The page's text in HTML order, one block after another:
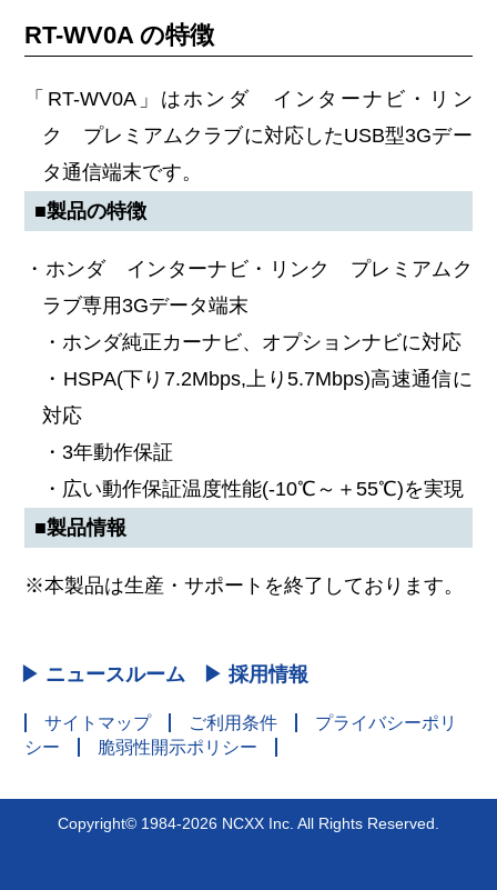
RT-WV0A の特徴
「RT-WV0A」はホンダ インターナビ・リン
ク プレミアムクラブに対応したUSB型3Gデー
タ通信端末です。
■製品の特徴
・ホンダ インターナビ・リンク プレミアムク
ラブ専用3Gデータ端末
・ホンダ純正カーナビ、オプションナビに対応
・HSPA(下り7.2Mbps,上り5.7Mbps)高速通信に
対応
・3年動作保証
・広い動作保証温度性能(-10℃～＋55℃)を実現
■製品情報
※本製品は生産・サポートを終了しております。
▶ ニュースルーム ▶ 採用情報
サイトマップ ご利用条件
プライバシーポリ
シー
脆弱性開示ポリシー
Copyright© 1984-2026 NCXX Inc. All Rights Reserved.